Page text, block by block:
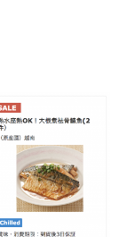
+FUN Dollar
www.hangseng.c
everyday_
瀏覽恒生官網